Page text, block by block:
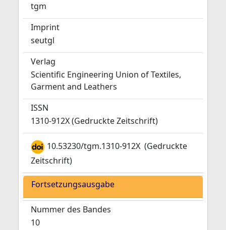
tgm
Imprint
seutgl
Verlag
Scientific Engineering Union of Textiles,
Garment and Leathers
ISSN
1310-912X (Gedruckte Zeitschrift)
10.53230/tgm.1310-912X (Gedruckte
Zeitschrift)
Fortsetzungsausgabe
Nummer des Bandes
10